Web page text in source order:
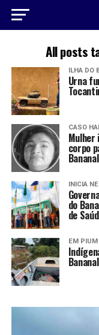
All posts
ILHA DO
Urna
CASO
Mulher
corpo
Bananal
INICIA
do
de
EM PIUM